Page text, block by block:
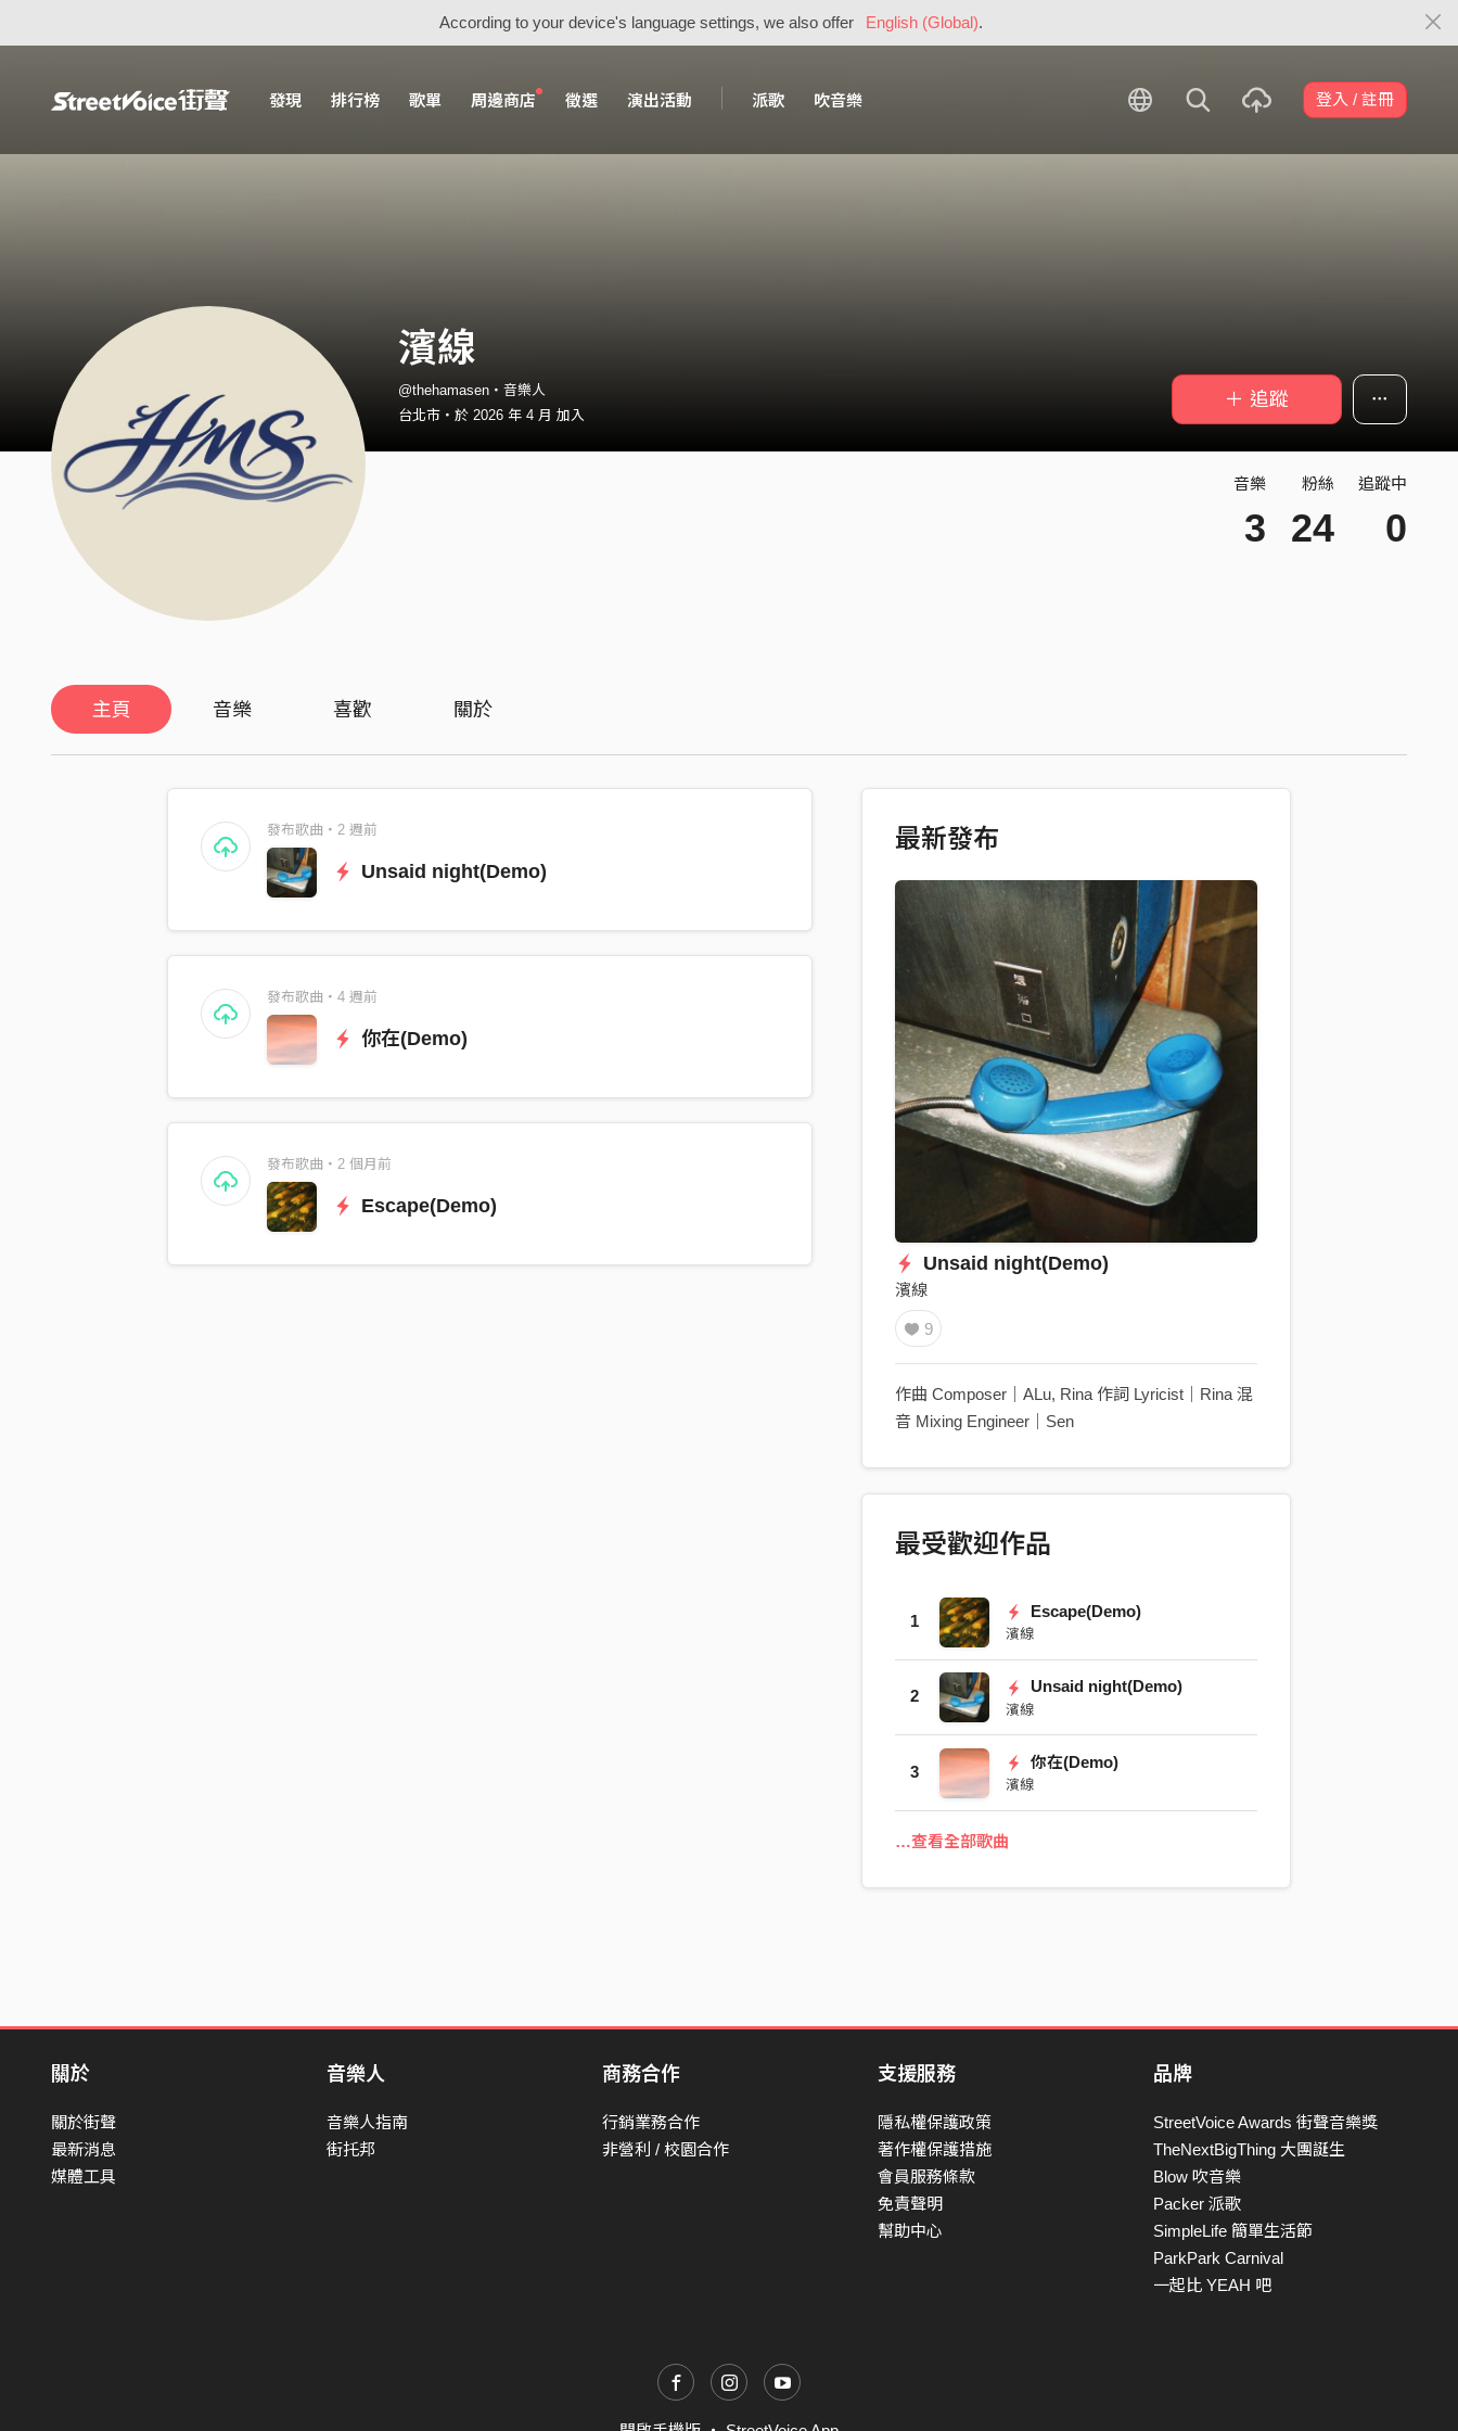
According to your device's language settings, we also offer English (Global).
發現 排行榜 歌單 周邊商店 徵選 演出活動 派歌 吹音樂 登入 / 註冊
濱線
@thehamasen・音樂人
台北市・於 2026 年 4 月 加入
＋ 追蹤
音樂
3
粉絲
24
追蹤中
0
主頁 音樂 喜歡 關於
發布歌曲・2 週前
Unsaid night(Demo)
發布歌曲・4 週前
你在(Demo)
發布歌曲・2 個月前
Escape(Demo)
最新發布
Unsaid night(Demo)
濱線
9
作曲 Composer｜ALu, Rina 作詞 Lyricist｜Rina 混
音 Mixing Engineer｜Sen
最受歡迎作品
1
Escape(Demo)
濱線
2
Unsaid night(Demo)
濱線
3
你在(Demo)
濱線
…查看全部歌曲
關於
關於街聲
最新消息
媒體工具
音樂人
音樂人指南
街托邦
商務合作
行銷業務合作
非營利 / 校園合作
支援服務
隱私權保護政策
著作權保護措施
會員服務條款
免責聲明
幫助中心
品牌
StreetVoice Awards 街聲音樂獎
TheNextBigThing 大團誕生
Blow 吹音樂
Packer 派歌
SimpleLife 簡單生活節
ParkPark Carnival
一起比 YEAH 吧